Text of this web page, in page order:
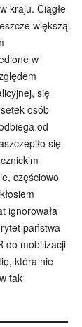
kraju. Ciągłe
większą
w
się
osób
od
się
częściowo
ignorowała
państwa
do mobilizacji
która nie
tak